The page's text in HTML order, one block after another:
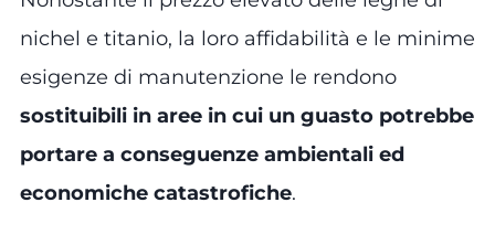
nichel e titanio, la loro affidabilità e le minime
esigenze di manutenzione le rendono
sostituibili in aree in cui un guasto potrebbe
portare a conseguenze ambientali ed
economiche catastrofiche.